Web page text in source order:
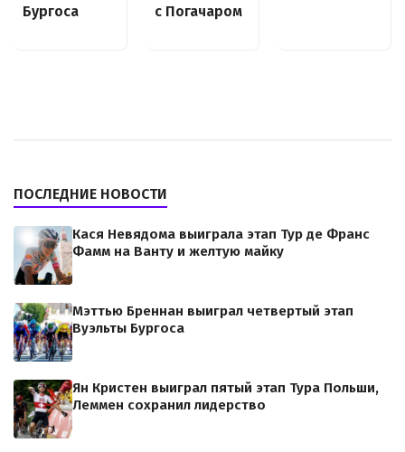
Бургоса
с Погачаром
ПОСЛЕДНИЕ НОВОСТИ
Кася Невядома выиграла этап Тур де Франс
Фамм на Ванту и желтую майку
Мэттью Бреннан выиграл четвертый этап
Вуэльты Бургоса
Ян Кристен выиграл пятый этап Тура Польши,
Леммен сохранил лидерство